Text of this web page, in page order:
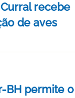
recebe
de aves
BH permite o